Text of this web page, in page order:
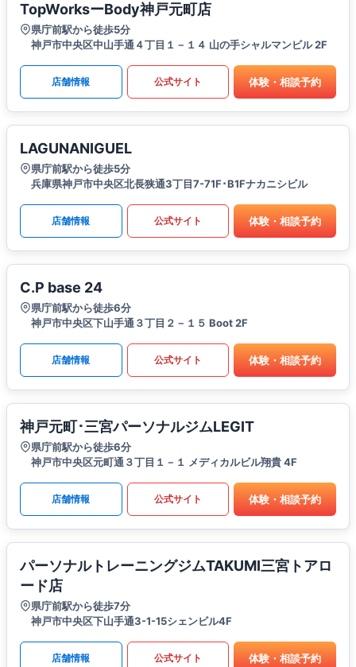
TopWorksーBody神戸元町店
県庁前駅から徒歩5分
神戸市中央区中山手通４丁目１－１４ 山の手シャルマンビル 2F
店舗情報 公式サイト 体験・相談予約
LAGUNANIGUEL
県庁前駅から徒歩5分
兵庫県神戸市中央区北長狭通3丁目7-71F･B1Fナカニシビル
店舗情報 公式サイト 体験・相談予約
C.P base 24
県庁前駅から徒歩6分
神戸市中央区下山手通３丁目２－１５ Boot 2F
店舗情報 公式サイト 体験・相談予約
神戸元町･三宮パーソナルジムLEGIT
県庁前駅から徒歩6分
神戸市中央区元町通３丁目１－１ メディカルビル翔貴 4F
店舗情報 公式サイト 体験・相談予約
パーソナルトレーニングジムTAKUMI三宮トアロ
ード店
県庁前駅から徒歩7分
神戸市中央区下山手通3-1-15シェンビル4F
店舗情報 公式サイト 体験・相談予約